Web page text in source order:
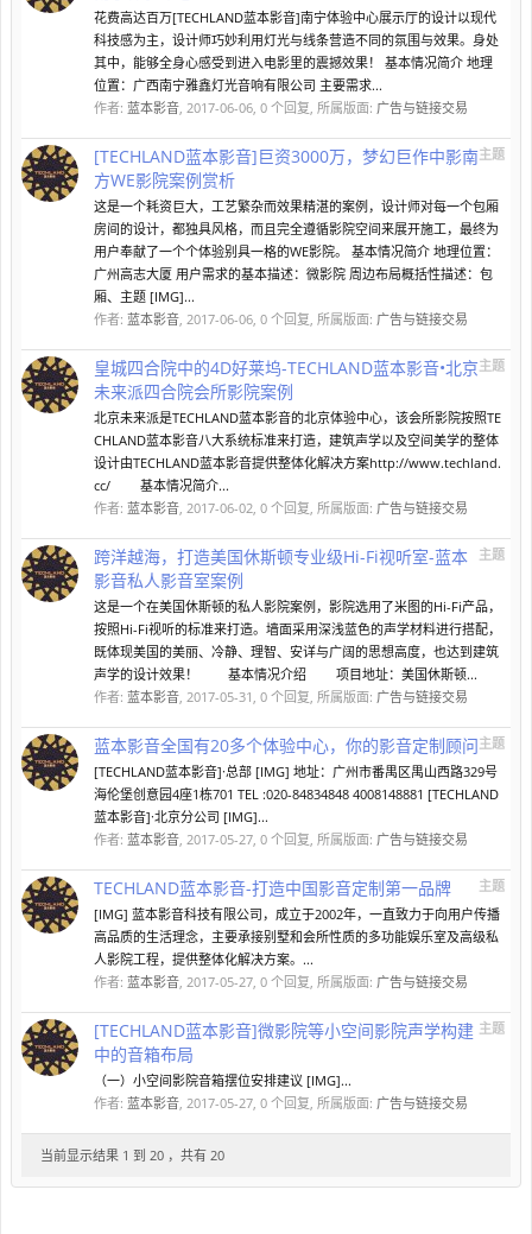
花费高达百万[TECHLAND蓝本影音]南宁体验中心展示厅的设计以现代
科技感为主，设计师巧妙利用灯光与线条营造不同的氛围与效果。身处
其中，能够全身心感受到进入电影里的震撼效果！ 基本情况简介 地理
位置：广西南宁雅鑫灯光音响有限公司 主要需求...
作者: 蓝本影音, 2017-06-06, 0 个回复, 所属版面: 广告与链接交易
主题
[TECHLAND蓝本影音]巨资3000万，梦幻巨作中影南
方WE影院案例赏析
这是一个耗资巨大，工艺繁杂而效果精湛的案例，设计师对每一个包厢
房间的设计，都独具风格，而且完全遵循影院空间来展开施工，最终为
用户奉献了一个个体验别具一格的WE影院。 基本情况简介 地理位置：
广州高志大厦 用户需求的基本描述：微影院 周边布局概括性描述：包
厢、主题 [IMG]...
作者: 蓝本影音, 2017-06-06, 0 个回复, 所属版面: 广告与链接交易
主题
皇城四合院中的4D好莱坞-TECHLAND蓝本影音•北京
未来派四合院会所影院案例
北京未来派是TECHLAND蓝本影音的北京体验中心，该会所影院按照TE
CHLAND蓝本影音八大系统标准来打造，建筑声学以及空间美学的整体
设计由TECHLAND蓝本影音提供整体化解决方案http://www.techland.
cc/ 基本情况简介...
作者: 蓝本影音, 2017-06-02, 0 个回复, 所属版面: 广告与链接交易
主题
跨洋越海，打造美国休斯顿专业级Hi-Fi视听室-蓝本
影音私人影音室案例
这是一个在美国休斯顿的私人影院案例，影院选用了米图的Hi-Fi产品，
按照Hi-Fi视听的标准来打造。墙面采用深浅蓝色的声学材料进行搭配，
既体现美国的美丽、冷静、理智、安详与广阔的思想高度，也达到建筑
声学的设计效果！ 基本情况介绍 项目地址：美国休斯顿...
作者: 蓝本影音, 2017-05-31 , 0 个回复, 所属版面: 广告与链接交易
主题
蓝本影音全国有20多个体验中心，你的影音定制顾问
[TECHLAND蓝本影音]·总部 [IMG] 地址：广州市番禺区禺山西路329号
海伦堡创意园4座1栋701 TEL :020-84834848 4008148881 [TECHLAND
蓝本影音]·北京分公司 [IMG]...
作者: 蓝本影音, 2017-05-27, 0 个回复, 所属版面: 广告与链接交易
主题
TECHLAND蓝本影音-打造中国影音定制第一品牌
[IMG] 蓝本影音科技有限公司，成立于2002年，一直致力于向用户传播
高品质的生活理念，主要承接别墅和会所性质的多功能娱乐室及高级私
人影院工程，提供整体化解决方案。...
作者: 蓝本影音, 2017-05-27, 0 个回复, 所属版面: 广告与链接交易
主题
[TECHLAND蓝本影音]微影院等小空间影院声学构建
中的音箱布局
（一）小空间影院音箱摆位安排建议 [IMG]...
作者: 蓝本影音, 2017-05-27, 0 个回复, 所属版面: 广告与链接交易
当前显示结果 1 到 20 ，共有 20